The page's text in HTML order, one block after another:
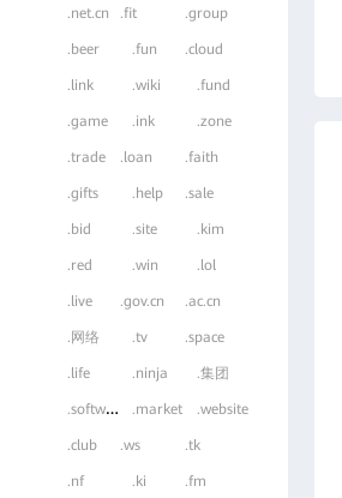
.net.cn .fit .group
.beer .fun .cloud
.link .wiki .fund
.game .ink .zone
.trade .loan .faith
.gifts .help .sale
.bid .site .kim
.red .win .lol
.live .gov.cn .ac.cn
.网络 .tv .space
.life .ninja .集团
.
software .market .website
.club .ws .tk
.nf .ki .fm